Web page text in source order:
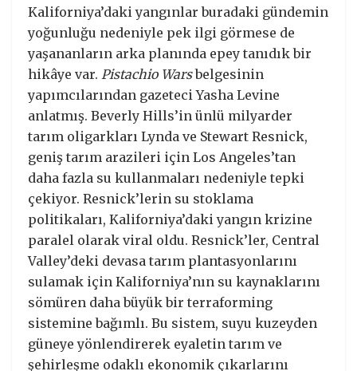
Kaliforniya’daki yangınlar buradaki gündemin
yoğunluğu nedeniyle pek ilgi görmese de
yaşananların arka planında epey tanıdık bir
hikâye var. Pistachio Warsbelgesinin
yapımcılarından gazeteci Yasha Levine
anlatmış. Beverly Hills’in ünlü milyarder
tarım oligarkları Lynda ve Stewart Resnick,
geniş tarım arazileri için Los Angeles’tan
daha fazla su kullanmaları nedeniyle tepki
çekiyor. Resnick’lerin su stoklama
politikaları, Kaliforniya’daki yangın krizine
paralel olarak viral oldu. Resnick’ler, Central
Valley’deki devasa tarım plantasyonlarını
sulamak için Kaliforniya’nın su kaynaklarını
sömüren daha büyük bir terraforming
sistemine bağımlı. Bu sistem, suyu kuzeyden
güneye yönlendirerek eyaletin tarım ve
şehirleşme odaklı ekonomik çıkarlarını